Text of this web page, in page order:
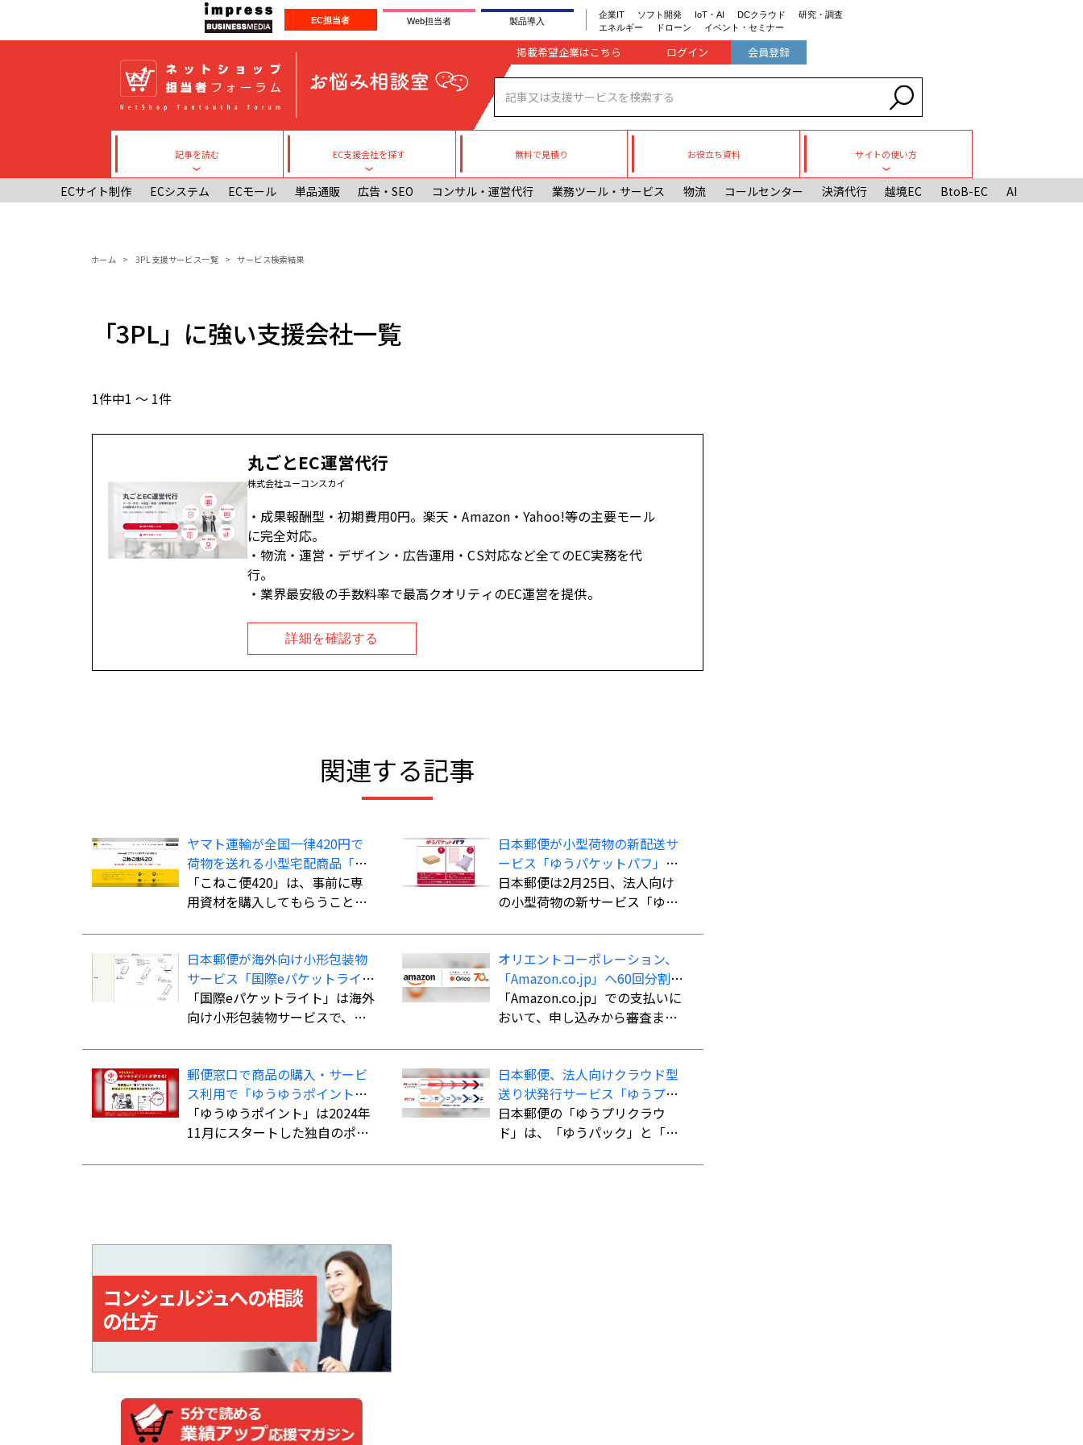
EC担当者 Web担当者 製品導入
企業IT ソフト開発 IoT・AI DCクラウド
研究・調査
エネルギー
ドローン イベント・セミナー
Company register
掲載希望企業はこちら 会員登録
記事を読む
Toggle submenu
EC支援会社を探す
Toggle submenu
無料で見積り お役立ち資料
サイトの使い方
Toggle submenu
ECサイト制作 ECシステム ECモール 単品通販 広告・SEO コンサル・運営代行 業務ツール・サービス 物流 コールセンター 決済代行 越境EC BtoB-EC AI
パンくず
ホーム 3PL支援サービス一覧 サービス検索結果
「3PL」に強い支援会社一覧
1件中1 ～ 1件
丸ごとEC運営代行
株式会社ユーコンスカイ
成果報酬型・初期費用0円。楽天・Amazon・Yahoo!等の主要モール
に完全対応。
物流・運営・デザイン・広告運用・CS対応など全てのEC実務を代
行。
業界最安級の手数料率で最高クオリティのEC運営を提供。
詳細を確認する
関連する記事
ヤマト運輸が全国一律420円で
荷物を送れる小型宅配商品「こ
ねこ便420」を全国展開
「こねこ便420」は、事前に専
用資材を購入してもらうことで
材費込み全国一律420円で商品
を配送する小型宅配商品。法
人、個人事業主のほか、個人も
利用可能。
日本郵便が小型荷物の新配送サ
ービス「ゆうパケットパフ」、
料金は全国一律で「ゆうパッ
ク」よりも“お得”
日本郵便は2月25日、法人向け
の小型荷物の新サービス「ゆう
た。
日本郵便が海外向け小形包装物
サービス「国際eパケットライ
ト」の取扱国・地域を計138か
国・地域に拡大
「国際eパケットライト」は海外
向け小形包装物サービスで、長
（長さ最大60cm）、重さ2kgま
での荷物を航空便扱いで送るこ
とができる。書留扱いの「国際e
パケット」よりも低料金で利用
でき、追跡サービスにも対応し
オリエントコーポレーション、
「Amazon.co.jp」へ60回分割払
いができる決済手段「オリコ分
割払い」を導入
「Amazon.co.jp」での支払いに
おいて、申し込みから審査まで
トカード不要で最大60回までの
分割払いが可能になる。
郵便窓口で商品の購入・サービ
ス利用で「ゆうゆうポイント」
を付与、「ゆうちょPayポイン
ト」への交換も開始
「ゆうゆうポイント」は2024年
11月にスタートした独自のポイ
便局アプリ」の会員証を提示し
が貯まる。
日本郵便、法人向けクラウド型
送り状発行サービス「ゆうプリ
クラウド」
日本郵便の「ゆうプリクラウ
ド」は、「ゆうパック」と「ゆ
で作成できるクラウドサービ
コンシェルジュへの相談
の仕方